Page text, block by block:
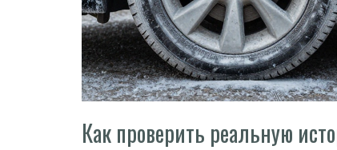
Как проверить реальную